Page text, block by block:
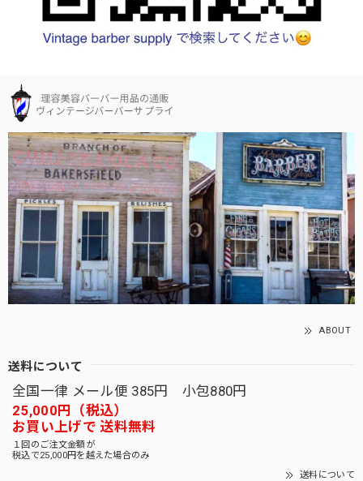
ABOUT
送料について
全国一律 メール便 385円 小包880円
25,000円（税込）
お買い上げで 送料無料
１回のご注文金額が
税込で25,000円を越えた場合のみ
送料について